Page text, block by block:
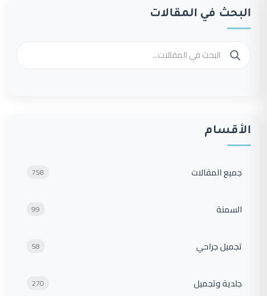
البحث في المقالات
الأقسام
جميع المقالات 758
السمنة 99
تجميل جراحي 58
جلدية وتجميل 270